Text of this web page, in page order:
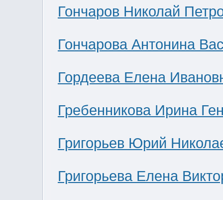
Гончаров Николай
Гончарова Антонина
Гордеева Елена
Гребенникова Ирина
Григорьев Юрий
Григорьева Елена